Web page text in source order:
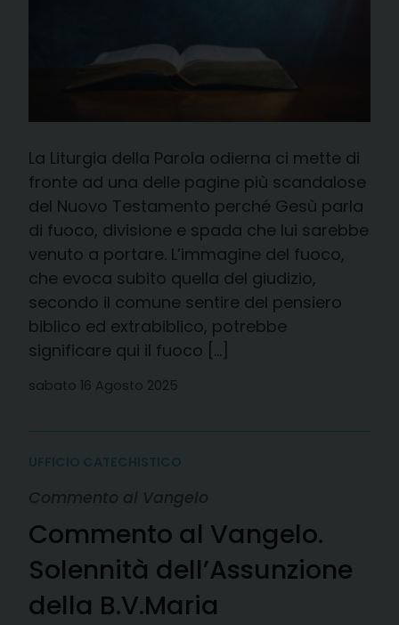
La Liturgia della Parola odierna ci mette di
fronte ad una delle pagine più scandalose
del Nuovo Testamento perché Gesù parla
di fuoco, divisione e spada che lui sarebbe
venuto a portare. L’immagine del fuoco,
che evoca subito quella del giudizio,
secondo il comune sentire del pensiero
biblico ed extrabiblico, potrebbe
significare qui il fuoco […]
sabato 16 Agosto 2025
UFFICIO CATECHISTICO
Commento al Vangelo
Commento al Vangelo.
Solennità dell’Assunzione
della B.V.Maria